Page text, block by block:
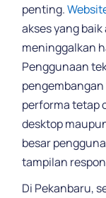
penting.
akses yang
meninggalkan
Penggunaan
performa tetap
desktop
besar
tampilan
Di Pekanbaru,